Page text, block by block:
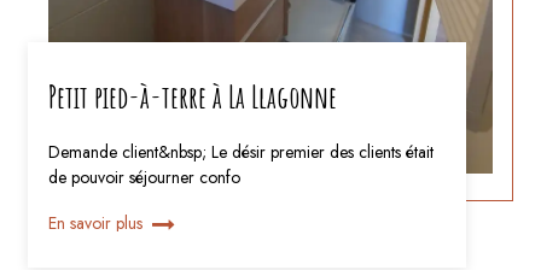
Petit pied-à-terre à La Llagonne
Demande client&nbsp; Le désir premier des clients était
de pouvoir séjourner confo
En savoir plus